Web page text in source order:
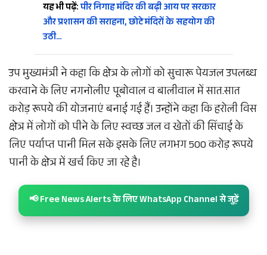
यह भी पढ़ें:पीर निगाह मंदिर की बढ़ी आय पर सरकार
और प्रशासन की सराहना, छोटे मंदिरों के सहयोग की
उठी…
उप मुख्यमंत्री ने कहा कि क्षेत्र के लोगों को सुचारू पेयजल उपलब्ध
करवाने के लिए नगनोलीए पूबोवाल व बालीवाल में सात.सात
करोड़ रूपये की योजनाएं बनाई गई हैं। उन्होंने कहा कि हरोली विस
क्षेत्र में लोगों को पीने के लिए स्वच्छ जल व खेतों की सिंचाई के
लिए पर्याप्त पानी मिल सके इसके लिए लगभग 500 करोड़ रूपये
पानी के क्षेत्र में खर्च किए जा रहे है।
📢 Free News Alerts के लिए WhatsApp Channel से जुड़ें